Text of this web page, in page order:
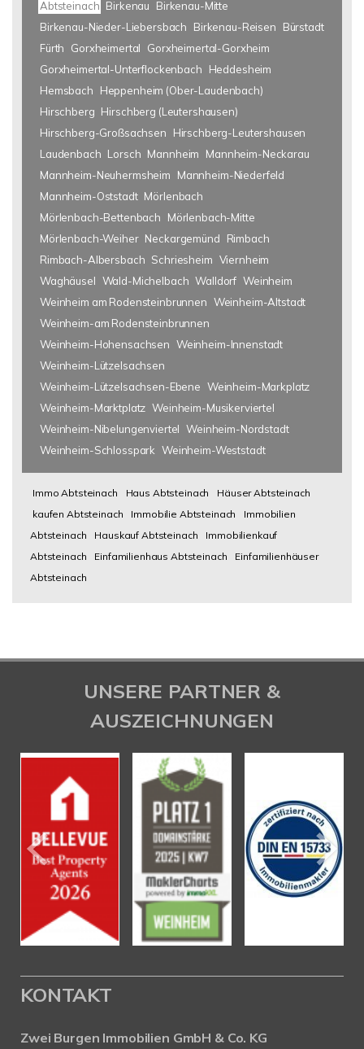
Abtsteinach Birkenau
Birkenau-Mitte
Birkenau-Nieder-Liebersbach
Birkenau-Reisen
Bürstadt
Fürth
Gorxheimertal
Gorxheimertal-Gorxheim
Gorxheimertal-Unterflockenbach
Heddesheim
Hemsbach
Heppenheim (Ober-Laudenbach)
Hirschberg Hirschberg (Leutershausen)
Hirschberg-Großsachsen
Hirschberg-Leutershausen
Laudenbach Lorsch Mannheim
Mannheim-Neckarau
Mannheim-Neuhermsheim
Mannheim-Niederfeld
Mannheim-Oststadt Mörlenbach
Mörlenbach-Bettenbach
Mörlenbach-Mitte
Mörlenbach-Weiher Neckargemünd
Rimbach
Rimbach-Albersbach Schriesheim Viernheim
Waghäusel Wald-Michelbach Walldorf Weinheim
Weinheim am Rodensteinbrunnen Weinheim-Altstadt
Weinheim-am Rodensteinbrunnen
Weinheim-Hohensachsen Weinheim-Innenstadt
Weinheim-Lützelsachsen
Weinheim-Lützelsachsen-Ebene Weinheim-Markplatz
Weinheim-Marktplatz Weinheim-Musikerviertel
Weinheim-Nibelungenviertel Weinheim-Nordstadt
Weinheim-Schlosspark Weinheim-Weststadt
Immo Abtsteinach Haus Abtsteinach
Häuser Abtsteinach
kaufen Abtsteinach
Immobilie Abtsteinach
Immobilien
Abtsteinach
Hauskauf Abtsteinach
Immobilienkauf
Abtsteinach
Einfamilienhaus Abtsteinach
Einfamilienhäuser
Abtsteinach
UNSERE PARTNER &
AUSZEICHNUNGEN
KONTAKT
Zwei Burgen Immobilien GmbH & Co. KG